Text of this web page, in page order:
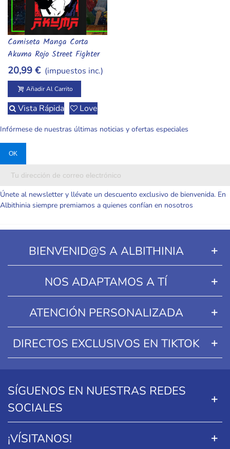
Añadir Al Carrito
Camiseta Manga Corta
Akuma Rojo Street Fighter
20,99 € (impuestos inc.)
Añadir Al Carrito
Vista Rápida Love
Infórmese de nuestras últimas noticias y ofertas especiales
Únete al newsletter y llévate un descuento exclusivo de bienvenida. En
Albithinia siempre premiamos a quienes confían en nosotros
BIENVENID@S A ALBITHINIA
NOS ADAPTAMOS A TÍ
ATENCIÓN PERSONALIZADA
DIRECTOS EXCLUSIVOS EN TIKTOK
SÍGUENOS EN NUESTRAS REDES
SOCIALES
¡VÍSITANOS!